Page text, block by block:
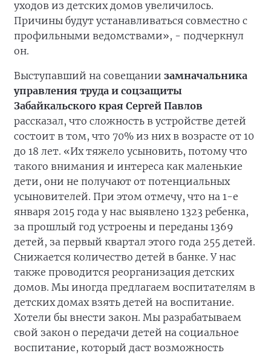
уходов из детских домов увеличилось.
Причины будут устанавливаться совместно с
профильными ведомствами», - подчеркнул
он.
Выступавший на совещании замначальника
управления труда и соцзащиты
Забайкальского края Сергей Павлов
рассказал, что сложность в устройстве детей
состоит в том, что 70% из них в возрасте от 10
до 18 лет. «Их тяжело усыновить, потому что
такого внимания и интереса как маленькие
дети, они не получают от потенциальных
усыновителей. При этом отмечу, что на 1-е
января 2015 года у нас выявлено 1323 ребенка,
за прошлый год устроены и переданы 1369
детей, за первый квартал этого года 255 детей.
Снижается количество детей в банке. У нас
также проводится реорганизация детских
домов. Мы иногда предлагаем воспитателям в
детских домах взять детей на воспитание.
Хотели бы внести закон. Мы разрабатываем
свой закон о передачи детей на социальное
воспитание, который даст возможность